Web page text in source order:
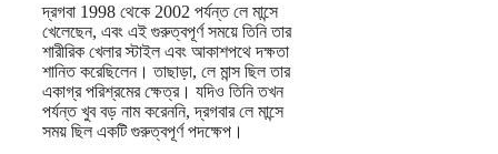
দ্রগবা 1998 থেকে 2002 পর্যন্ত লে মান্সে
খেলেছেন, এবং এই গুরুত্বপূর্ণ সময়ে তিনি তার
শারীরিক খেলার স্টাইল এবং আকাশপথে দক্ষতা
শানিত করেছিলেন। তাছাড়া, লে মান্স ছিল তার
একাগ্র পরিশ্রমের ক্ষেত্র। যদিও তিনি তখন
পর্যন্ত খুব বড় নাম করেননি, দ্রগবার লে মান্সে
সময় ছিল একটি গুরুত্বপূর্ণ পদক্ষেপ।